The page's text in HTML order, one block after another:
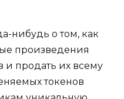
нибудь о том, как
произведения
и продать их всему
токенов